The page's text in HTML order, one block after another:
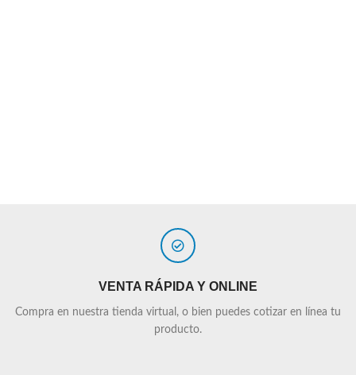
VENTA RÁPIDA Y ONLINE
Compra en nuestra tienda virtual, o bien puedes cotizar en línea tu
producto.